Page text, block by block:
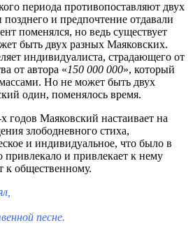
периода противопоставляют двух
и предпочтение отдавали
поменялся, но ведь существует
быть двух разных Маяковских.
индивидуалиста, страдающего от
от автора «150 000 000», который
Но не может быть двух
один, поменялось время.
годов Маяковский настаивает на
злободневного стиха,
и индивидуальное, что было в
привлекало и привлекает к нему
к общественному.
песне.